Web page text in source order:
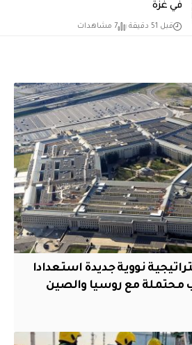
في غزة
قبل 51 دقيقة 7 مشاهدات
نووية جديدة استعدادا
محتملة مع روسيا والصين